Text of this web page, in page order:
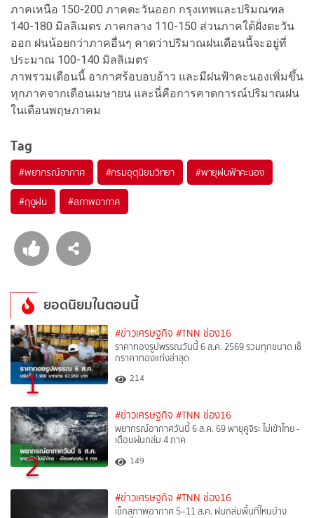
ภาคเหนือ 150-200 ภาคตะวันออก กรุงเทพและปริมณฑล
140-180 มิลลิเมตร ภาคกลาง 110-150 ส่วนภาคใต้ฝั่งตะวัน
ออก ฝนน้อยกว่าภาคอื่นๆ คาดว่าปริมาณฝนเดือนนี้จะอยู่ที่
ประมาณ 100-140 มิลลิเมตร
ภาพรวมเดือนนี้ อากาศร้อบอบอ้าว และมีฝนฟ้าคะนองเพิ่มขึ้น
ทุกภาคจากเดือนเมษายน และนี่คือการคาดการณ์ปริมาณฝน
ในเดือนพฤษภาคม
Tag
#พยากรณ์อากาศ #กรมอุตุนิยมวิทยา #พายุฝนฟ้าคะนอง
#ฤดูฝน #สภาพอากาศ
ยอดนิยมในตอนนี้
1
#ข่าวเศรษฐกิจ #TNN ช่อง16
ราคาทองรูปพรรณวันนี้ 6 ส.ค. 2569 รวมทุกขนาด เช็
กราคาทองแท่งล่าสุด
214
2
#ข่าวเศรษฐกิจ #TNN ช่อง16
พยากรณ์อากาศวันนี้ 6 ส.ค. 69 พายุคูจิระ ไม่เข้าไทย -
เตือนฝนถล่ม 4 ภาค
149
#ข่าวเศรษฐกิจ #TNN ช่อง16
เช็กสภาพอากาศ 5–11 ส.ค. ฝนถล่มพื้นที่ไหนบ้าง